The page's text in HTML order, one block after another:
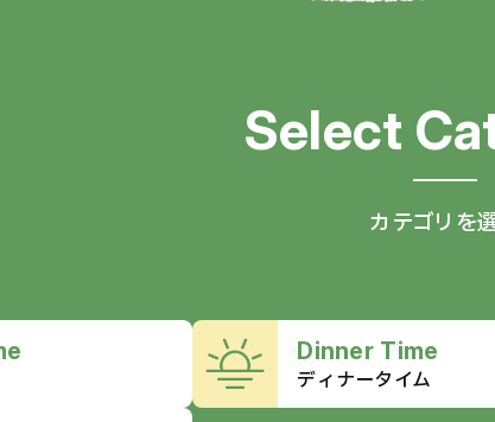
カテゴリを
ディナータイム